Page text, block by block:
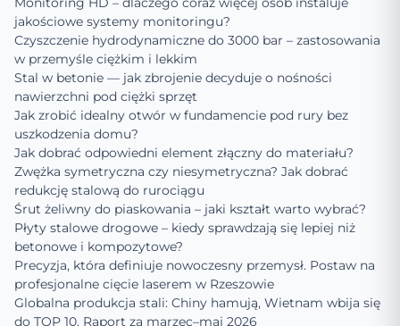
jakościowe systemy monitoringu?
Czyszczenie hydrodynamiczne do 3000 bar – zastosowania
w przemyśle ciężkim i lekkim
Stal w betonie — jak zbrojenie decyduje o nośności
nawierzchni pod ciężki sprzęt
Jak zrobić idealny otwór w fundamencie pod rury bez
uszkodzenia domu?
Jak dobrać odpowiedni element złączny do materiału?
Zwężka symetryczna czy niesymetryczna? Jak dobrać
redukcję stalową do rurociągu
Śrut żeliwny do piaskowania – jaki kształt warto wybrać?
Płyty stalowe drogowe – kiedy sprawdzają się lepiej niż
betonowe i kompozytowe?
Precyzja, która definiuje nowoczesny przemysł. Postaw na
profesjonalne cięcie laserem w Rzeszowie
Globalna produkcja stali: Chiny hamują, Wietnam wbija się
do TOP 10. Raport za marzec–maj 2026